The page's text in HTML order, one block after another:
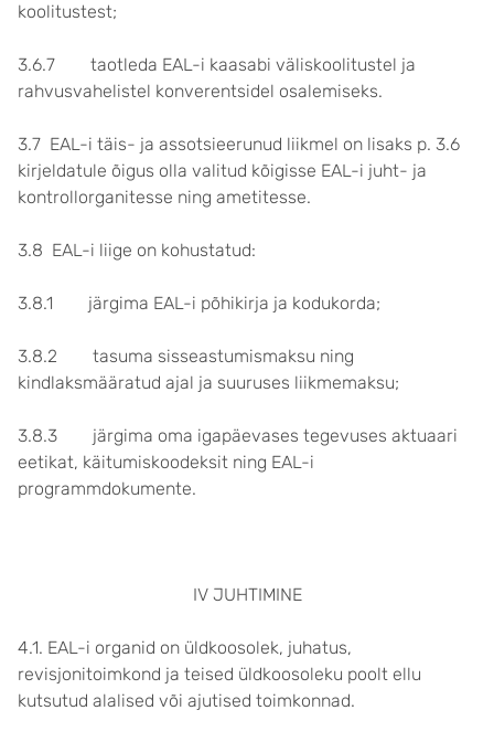
koolitustest;
3.6.7 taotleda EAL-i kaasabi väliskoolitustel ja
rahvusvahelistel konverentsidel osalemiseks.
3.7 EAL-i täis- ja assotsieerunud liikmel on lisaks p. 3.6
kirjeldatule õigus olla valitud kõigisse EAL-i juht- ja
kontrollorganitesse ning ametitesse.
3.8 EAL-i liige on kohustatud:
3.8.1 järgima EAL-i põhikirja ja kodukorda;
3.8.2 tasuma sisseastumismaksu ning
kindlaksmääratud ajal ja suuruses liikmemaksu;
3.8.3 järgima oma igapäevases tegevuses aktuaari
eetikat, käitumiskoodeksit ning EAL-i
programmdokumente.
IV JUHTIMINE
4.1. EAL-i organid on üldkoosolek, juhatus,
revisjonitoimkond ja teised üldkoosoleku poolt ellu
kutsutud alalised või ajutised toimkonnad.